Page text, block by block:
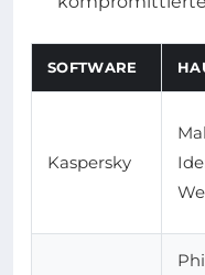
SOFTWARE
Kaspersky